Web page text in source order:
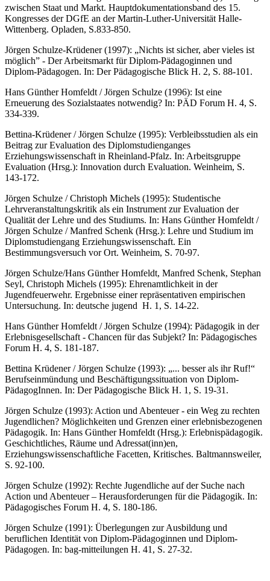
zwischen Staat und Markt. Hauptdokumentationsband des 15.
Kongresses der DGfE an der Martin-Luther-Universität Halle-
Wittenberg. Opladen, S.833-850.
Jörgen Schulze-Krüdener (1997): „Nichts ist sicher, aber vieles ist
möglich” ‑ Der Arbeitsmarkt für Diplom-Pädagoginnen und
Diplom-Pädagogen. In: Der Pädagogische Blick H. 2, S. 88-101.
Hans Günther Homfeldt / Jörgen Schulze (1996): Ist eine
Erneuerung des Sozialstaates notwendig? In: PÄD Forum H. 4, S.
334-339.
Bettina-Krüdener / Jörgen Schulze (1995): Verbleibsstudien als ein
Beitrag zur Evaluation des Diplomstudienganges
Erziehungswissenschaft in Rheinland-Pfalz. In: Arbeitsgruppe
Evaluation (Hrsg.): Innovation durch Evaluation. Weinheim, S.
143‑172.
Jörgen Schulze / Christoph Michels (1995): Studentische
Lehrveranstaltungskritik als ein Instrument zur Evaluation der
Qualität der Lehre und des Studiums. In: Hans Günther Homfeldt /
Jörgen Schulze / Manfred Schenk (Hrsg.): Lehre und Studium im
Diplomstudiengang Erziehungswissenschaft. Ein
Bestimmungsversuch vor Ort. Weinheim, S. 70-97.
Jörgen Schulze/Hans Günther Homfeldt, Manfred Schenk, Stephan
Seyl, Christoph Michels (1995): Ehrenamtlichkeit in der
Jugendfeuerwehr. Ergebnisse einer repräsentativen empirischen
Untersuchung. In: deutsche jugend H. 1, S. 14-22.
Hans Günther Homfeldt / Jörgen Schulze (1994): Pädagogik in der
Erlebnisgesellschaft - Chancen für das Subjekt? In: Pädagogisches
Forum H. 4, S. 181-187.
Bettina Krüdener / Jörgen Schulze (1993): „... besser als ihr Ruf!“
Berufseinmündung und Beschäftigungssituation von Diplom-
PädagogInnen. In: Der Pädagogische Blick H. 1, S. 19-31.
Jörgen Schulze (1993): Action und Abenteuer - ein Weg zu rechten
Jugendlichen? Möglichkeiten und Grenzen einer erlebnisbezogenen
Pädagogik. In: Hans Günther Homfeldt (Hrsg.): Erlebnispädagogik.
Geschichtliches, Räume und Adressat(inn)en,
Erziehungswissenschaftliche Facetten, Kritisches. Baltmannsweiler,
S. 92-100.
Jörgen Schulze (1992): Rechte Jugendliche auf der Suche nach
Action und Abenteuer – Herausforderungen für die Pädagogik. In:
Pädagogisches Forum H. 4, S. 180-186.
Jörgen Schulze (1991): Überlegungen zur Ausbildung und
beruflichen Identität von Diplom-Pädagoginnen und Diplom-
Pädagogen. In: bag-mitteilungen H. 41, S. 27-32.